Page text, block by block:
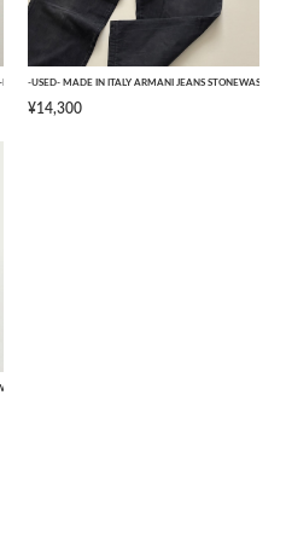
BLACK- [L]-USED- MADE IN ITALY ARMANI JEANS
¥14,300
CAMOUFLAGE- [ONE SIZE]